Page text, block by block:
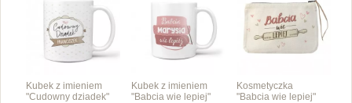
Kubek z imieniem
"Cudowny dziadek"
Kubek z imieniem
"Babcia wie lepiej"
Kosmetyczka
"Babcia wie lepiej"